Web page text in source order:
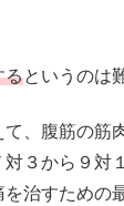
るというのは
、腹筋の筋
３から９対
治すための